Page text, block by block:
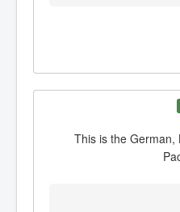
This is the